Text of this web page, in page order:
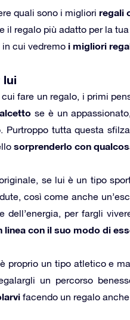
quali sono i migliori regali
il regalo più adatto per la
cui vedremo i migliori
lui
fare un regalo, i primi
se è un
Purtroppo tutta questa
sorprenderlo con
se lui è un tipo
così come anche
dell’energia, per fargli
linea con il suo modo di
proprio un tipo atletico e
un percorso
facendo un regalo